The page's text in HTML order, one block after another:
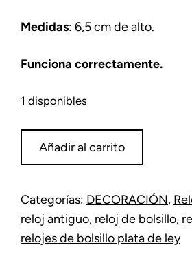
Medidas: 6,5 cm de alto.
Funciona correctamente.
1 disponibles
925
cantidad
Añadir al carrito
Categorías: DECORACIÓN,
reloj antiguo, reloj de bolsillo,
relojes de bolsillo plata de ley